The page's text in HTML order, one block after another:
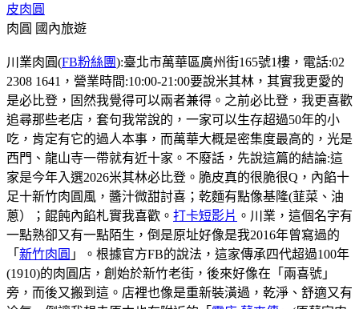
皮肉圓
肉圓 國內旅遊
川業肉圓(FB粉絲團):臺北市萬華區廣州街165號1樓，電話:02
2308 1641，營業時間:10:00-21:00要說米其林，其實我更愛的
是必比登，固然我覺得可以兩者兼得。之前必比登，我更喜歡
追尋那些老店，套句我常說的，一家可以生存超過50年的小
吃，肯定有它的過人本事，而萬華大概是密集度最高的，光是
西門、龍山寺一帶就有近十家。不廢話，先說這篇的結論:這
家是今年入選2026米其林必比登。脆皮真的很脆很Q，內餡十
足十新竹肉圓風，醬汁微甜討喜；乾麵有點像基隆(韮菜、油
蔥）；餛飩內餡札實我喜歡。 打卡短影片 。川業，這個名字有
一點熟卻又有一點陌生，倒是原址好像是我2016年曾寫過的
「 新竹肉圓 」。根據官方FB的說法，這家傳承四代超過100年
(1910)的肉圓店，創始於新竹老街，後來好像在「兩喜號」
旁，而後又搬到這。店裡也像是重新裝潢過，乾淨、舒適又有